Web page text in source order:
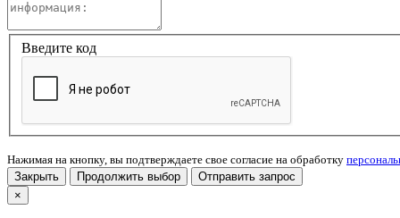
Введите код
Нажимая на кнопку, вы подтверждаете свое согласие на обработку
Закрыть
Продолжить выбор
Отправить запрос
×